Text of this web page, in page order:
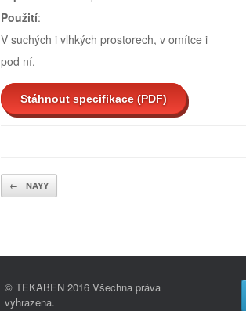
Použití:
V suchých i vlhkých prostorech, v omítce i
pod ní.
Stáhnout specifikace (PDF)
Post navigation
← NAYY
© TEKABEN 2016 Všechna práva
vyhrazena.